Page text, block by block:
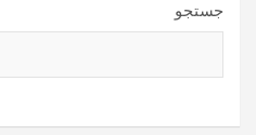
جستجو